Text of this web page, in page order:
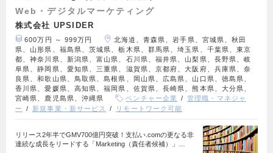
Web・デジタルマーケティング
株式会社 UPSIDER
600万円 ～ 999万円
北海道、青森県、岩手県、宮城県、秋田
県、山形県、福島県、茨城県、栃木県、群馬県、埼玉県、千葉県、東京
都、神奈川県、新潟県、富山県、石川県、福井県、山梨県、長野県、岐
阜県、静岡県、愛知県、三重県、滋賀県、京都府、大阪府、兵庫県、奈
良県、和歌山県、鳥取県、島根県、岡山県、広島県、山口県、徳島県、
香川県、愛媛県、高知県、福岡県、佐賀県、長崎県、熊本県、大分県、
宮崎県、鹿児島県、沖縄県
ベンチャー企業
管理職・マネジャ
ー
新規事業・新サービス リモートワーク可能
リリース2年半でGMV700億円突破！支払い.comの更なる非
連続な成長をリードする「Marketing（責任者候補）」…